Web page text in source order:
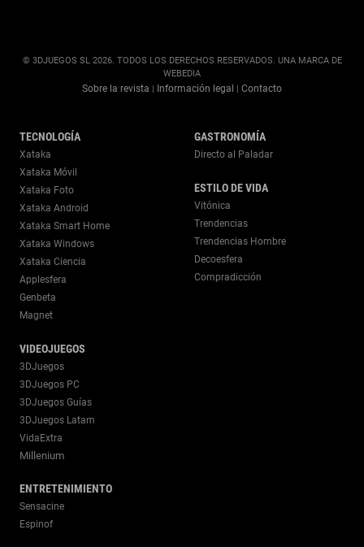
© 3DJUEGOS SL 2026. TODOS LOS DERECHOS RESERVADOS. UNA MARCA DE
WEBEDIA
Sobre la revista | Información legal | Contacto
TECNOLOGÍA
Xataka
Xataka Móvil
Xataka Foto
Xataka Android
Xataka Smart Home
Xataka Windows
Xataka Ciencia
Applesfera
Genbeta
Magnet
VIDEOJUEGOS
3DJuegos
3DJuegos PC
3DJuegos Guías
3DJuegos Latam
VidaExtra
Millenium
ENTRETENIMIENTO
Sensacine
Espinof
GASTRONOMÍA
Directo al Paladar
ESTILO DE VIDA
Vitónica
Trendencias
Trendencias Hombre
Decoesfera
Compradicción